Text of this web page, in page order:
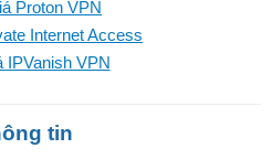
Proton VPN
Internet Access
IPVanish VPN
tin